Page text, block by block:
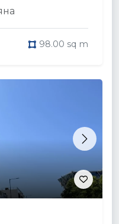
98.00 sq m
Next